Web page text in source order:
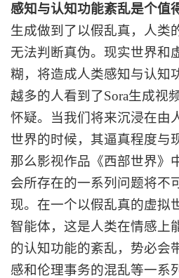
感知与认知功能紊乱是个值
生成做到了以假乱真，人类
无法判断真伪。现实世界和
糊，将造成人类感知与认知
越多的人看到了Sora生成视
怀疑。当我们将来沉浸在由
世界的时候，其逼真程度与
那么影视作品《西部世界》
会所存在的一系列问题将不
现。在一个以假乱真的虚拟
智能体，这是人类在情感上
的认知功能的紊乱，势必会
感和伦理事务的混乱等一系